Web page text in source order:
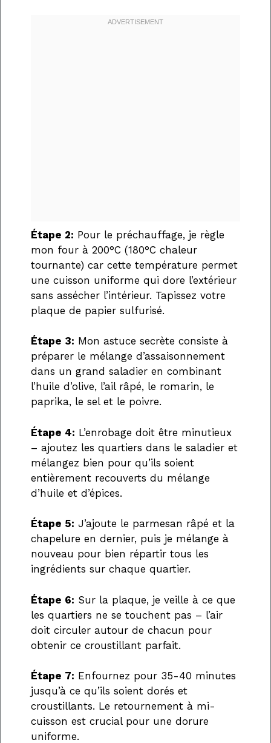
Étape 2: Pour le préchauffage, je règle
mon four à 200°C (180°C chaleur
tournante) car cette température permet
une cuisson uniforme qui dore l’extérieur
sans assécher l’intérieur. Tapissez votre
plaque de papier sulfurisé.
Étape 3: Mon astuce secrète consiste à
préparer le mélange d’assaisonnement
dans un grand saladier en combinant
l’huile d’olive, l’ail râpé, le romarin, le
paprika, le sel et le poivre.
Étape 4: L’enrobage doit être minutieux
– ajoutez les quartiers dans le saladier et
mélangez bien pour qu’ils soient
entièrement recouverts du mélange
d’huile et d’épices.
Étape 5: J’ajoute le parmesan râpé et la
chapelure en dernier, puis je mélange à
nouveau pour bien répartir tous les
ingrédients sur chaque quartier.
Étape 6: Sur la plaque, je veille à ce que
les quartiers ne se touchent pas – l’air
doit circuler autour de chacun pour
obtenir ce croustillant parfait.
Étape 7: Enfournez pour 35-40 minutes
jusqu’à ce qu’ils soient dorés et
croustillants. Le retournement à mi-
cuisson est crucial pour une dorure
uniforme.